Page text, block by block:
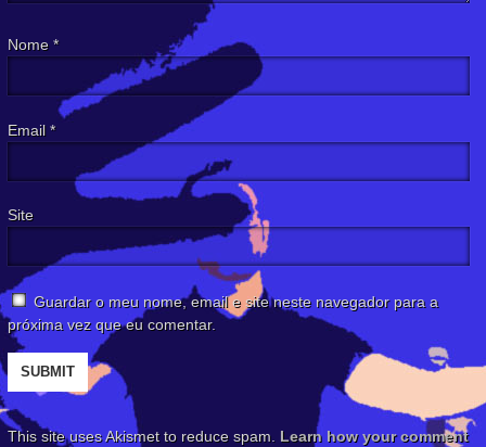
Nome *
Email *
Site
Guardar o meu nome, email e site neste navegador para a
próxima vez que eu comentar.
This site uses Akismet to reduce spam. Learn how your comment